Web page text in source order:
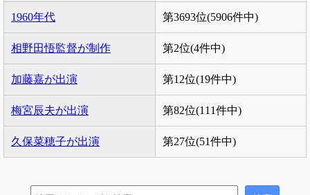
1960年代 第3693位(5906件中)
相野田悟監督が制作 第2位(4件中)
加藤嘉が出演 第12位(19件中)
梅宮辰夫が出演 第82位(111件中)
久保菜穂子が出演 第27位(51件中)